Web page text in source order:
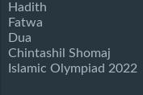
Hadith
Fatwa
Dua
Chintashil Shomaj
Islamic Olympiad 2022